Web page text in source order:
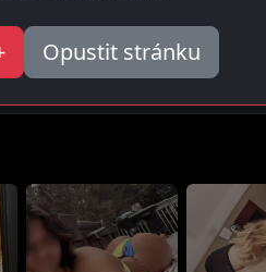
Opustit stránku